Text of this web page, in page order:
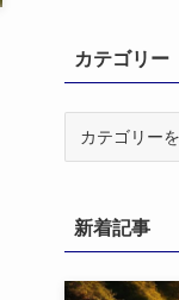
カテゴリー
ー新着記事